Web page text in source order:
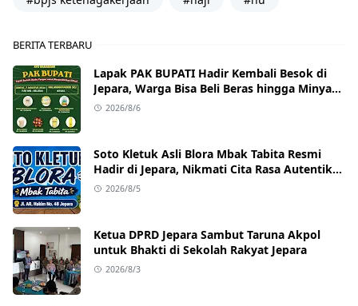
BERITA TERBARU
Lapak PAK BUPATI Hadir Kembali Besok di
Jepara, Warga Bisa Beli Beras hingga Minyak
Goreng dengan Harga Terjangkau
2026/8/6
Soto Kletuk Asli Blora Mbak Tabita Resmi
Hadir di Jepara, Nikmati Cita Rasa Autentik
Mulai Rp10 Ribu
2026/8/5
Ketua DPRD Jepara Sambut Taruna Akpol
untuk Bhakti di Sekolah Rakyat Jepara
2026/8/3